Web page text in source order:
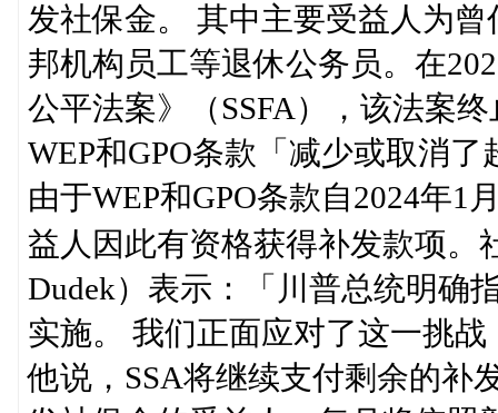
发社保金。 其中主要受益人为
邦机构员工等退休公务员。在
公平法案》（SSFA），该法案
WEP和GPO条款「减少或取消
由于WEP和GPO条款自2024年1
益人因此有资格获得补发款项。
Dudek）表示：「川普总统明确
实施。 我们正面应对了这一挑
他说，SSA将继续支付剩余的补